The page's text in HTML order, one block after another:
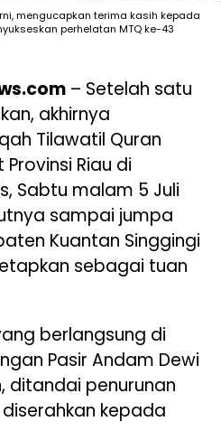
mengucapkan terima kasih kepada
perhelatan MTQ ke-43
– Setelah satu
akhirnya
Tilawatil Quran
Riau di
Sabtu malam 5 Juli
sampai jumpa
Kuantan Singgingi
sebagai tuan
berlangsung di
Pasir Andam Dewi
ditandai penurunan
diserahkan kepada